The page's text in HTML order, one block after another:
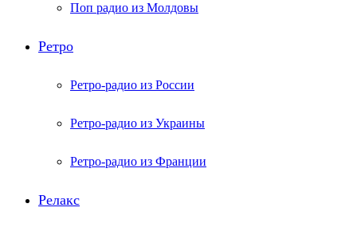
Поп радио из Молдовы
Ретро
Ретро-радио из России
Ретро-радио из Украины
Ретро-радио из Франции
Релакс